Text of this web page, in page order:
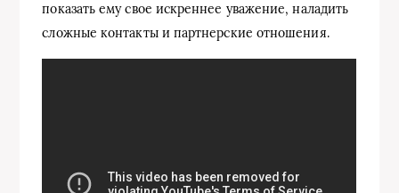
показать ему свое искреннее уважение, наладить
сложные контакты и партнерские отношения.